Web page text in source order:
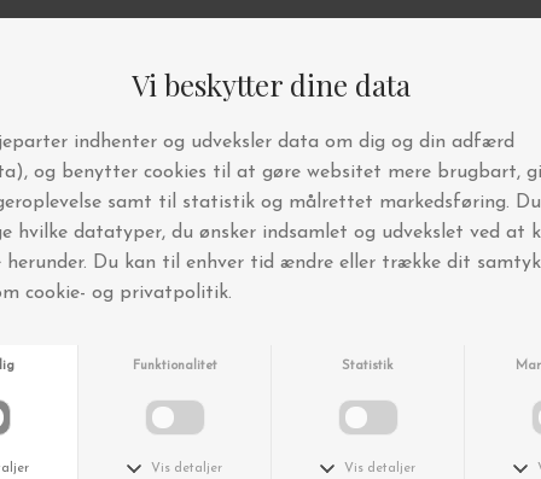
Andre købte også